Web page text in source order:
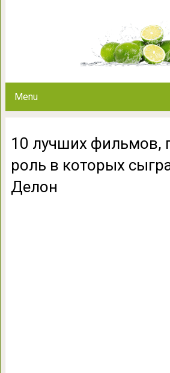
Menu
10 лучших фильмов,
роль в которых
Делон